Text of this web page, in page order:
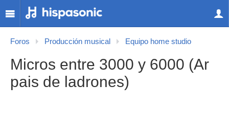
Foros Producción musical Equipo home studio
Micros entre 3000 y 6000 (Ar
pais de ladrones)